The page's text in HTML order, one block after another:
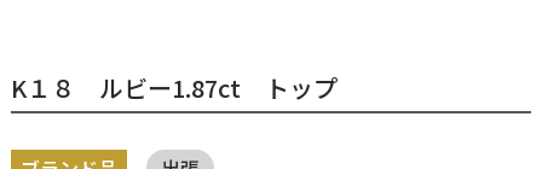
K１８ ルビー1.87ct トップ